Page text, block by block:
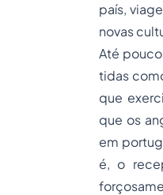
país,
novas
Até
tidas
que
que os
em
é, o